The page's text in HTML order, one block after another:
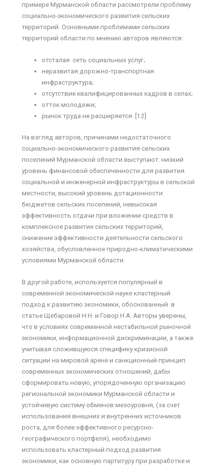
примере Мурманской области рассмотрели проблему
социально-экономического развития сельских
территорий. Основными проблемами сельских
территорий области по мнению авторов являются:
отсталая сеть социальных услуг;
неразвитая дорожно-транспортная
инфраструктура;
отсутствие квалифицированных кадров в селах;
отток молодежи;
рынок труда не расширяется. [12]
На взгляд авторов, причинами недостаточного
социально-экономического развития сельских
поселений Мурманской области выступают: низкий
уровень финансовой обеспеченности для развития
социальной и инженерной инфраструктуры в сельской
местности, высокий уровень дотационности
бюджетов сельских поселений, невысокая
эффективность отдачи при вложении средств в
комплексное развитие сельских территорий,
снижение эффективности деятельности сельского
хозяйства, обусловленное природно-климатическими
условиями Мурманской области.
В другой работе, используется популярный в
современной экономической науке кластерный
подход к развитию экономики, обоснованный в
статье Щебаровой Н.Н. и Говор Н.А. Авторы уверены,
что в условиях современной нестабильной рыночной
экономики, информационной дискриминации, а также
учитывая сложившуюся специфику кризисной
ситуации на мировой арене и санкционный принцип
современных экономических отношений, дабы
сформировать новую, упорядоченную организацию
региональной экономики Мурманской области и
устойчивую систему обменов мезоуровня, (за счет
использования внешних и внутренних источников
роста, для более эффективного ресурсно-
географического портфеля), необходимо
использовать кластерный подход развития
экономики, как основную партитуру при разработке и